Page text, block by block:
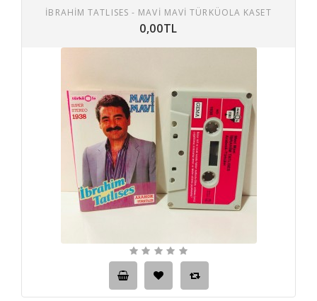
İBRAHİM TATLISES - MAVİ MAVİ TÜRKÜOLA KASET
0,00TL